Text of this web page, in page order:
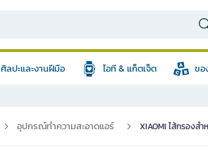
ศิลปะและงานฝีมือ ไอที & แก็ตเจ็ต ขอ
อุปกรณ์ทำความสะอาดแอร์ XIAOMI ไส้กรองส